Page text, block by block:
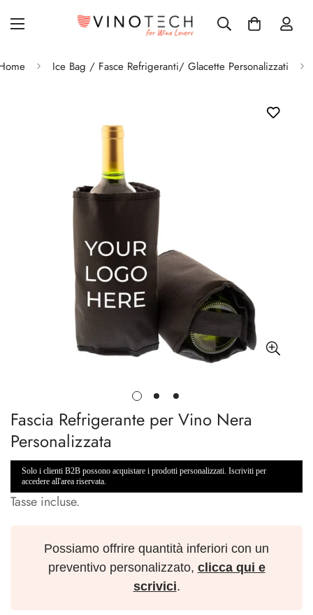
Ice Bag / Fasce Refrigeranti/ Glacette Personalizzati
Fascia Refrigerante per Vino Nera
Personalizzata
Solo i clienti B2B possono acquistare i prodotti personalizzati. Iscriviti per
accedere all'area riservata.
Tasse incluse.
Possiamo offrire quantità inferiori con un
preventivo personalizzato, clicca qui e
scrivici.